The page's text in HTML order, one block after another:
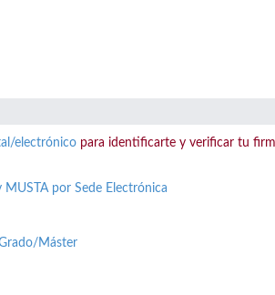
electrónico para identificarte y verificar tu
por Sede Electrónica
Máster